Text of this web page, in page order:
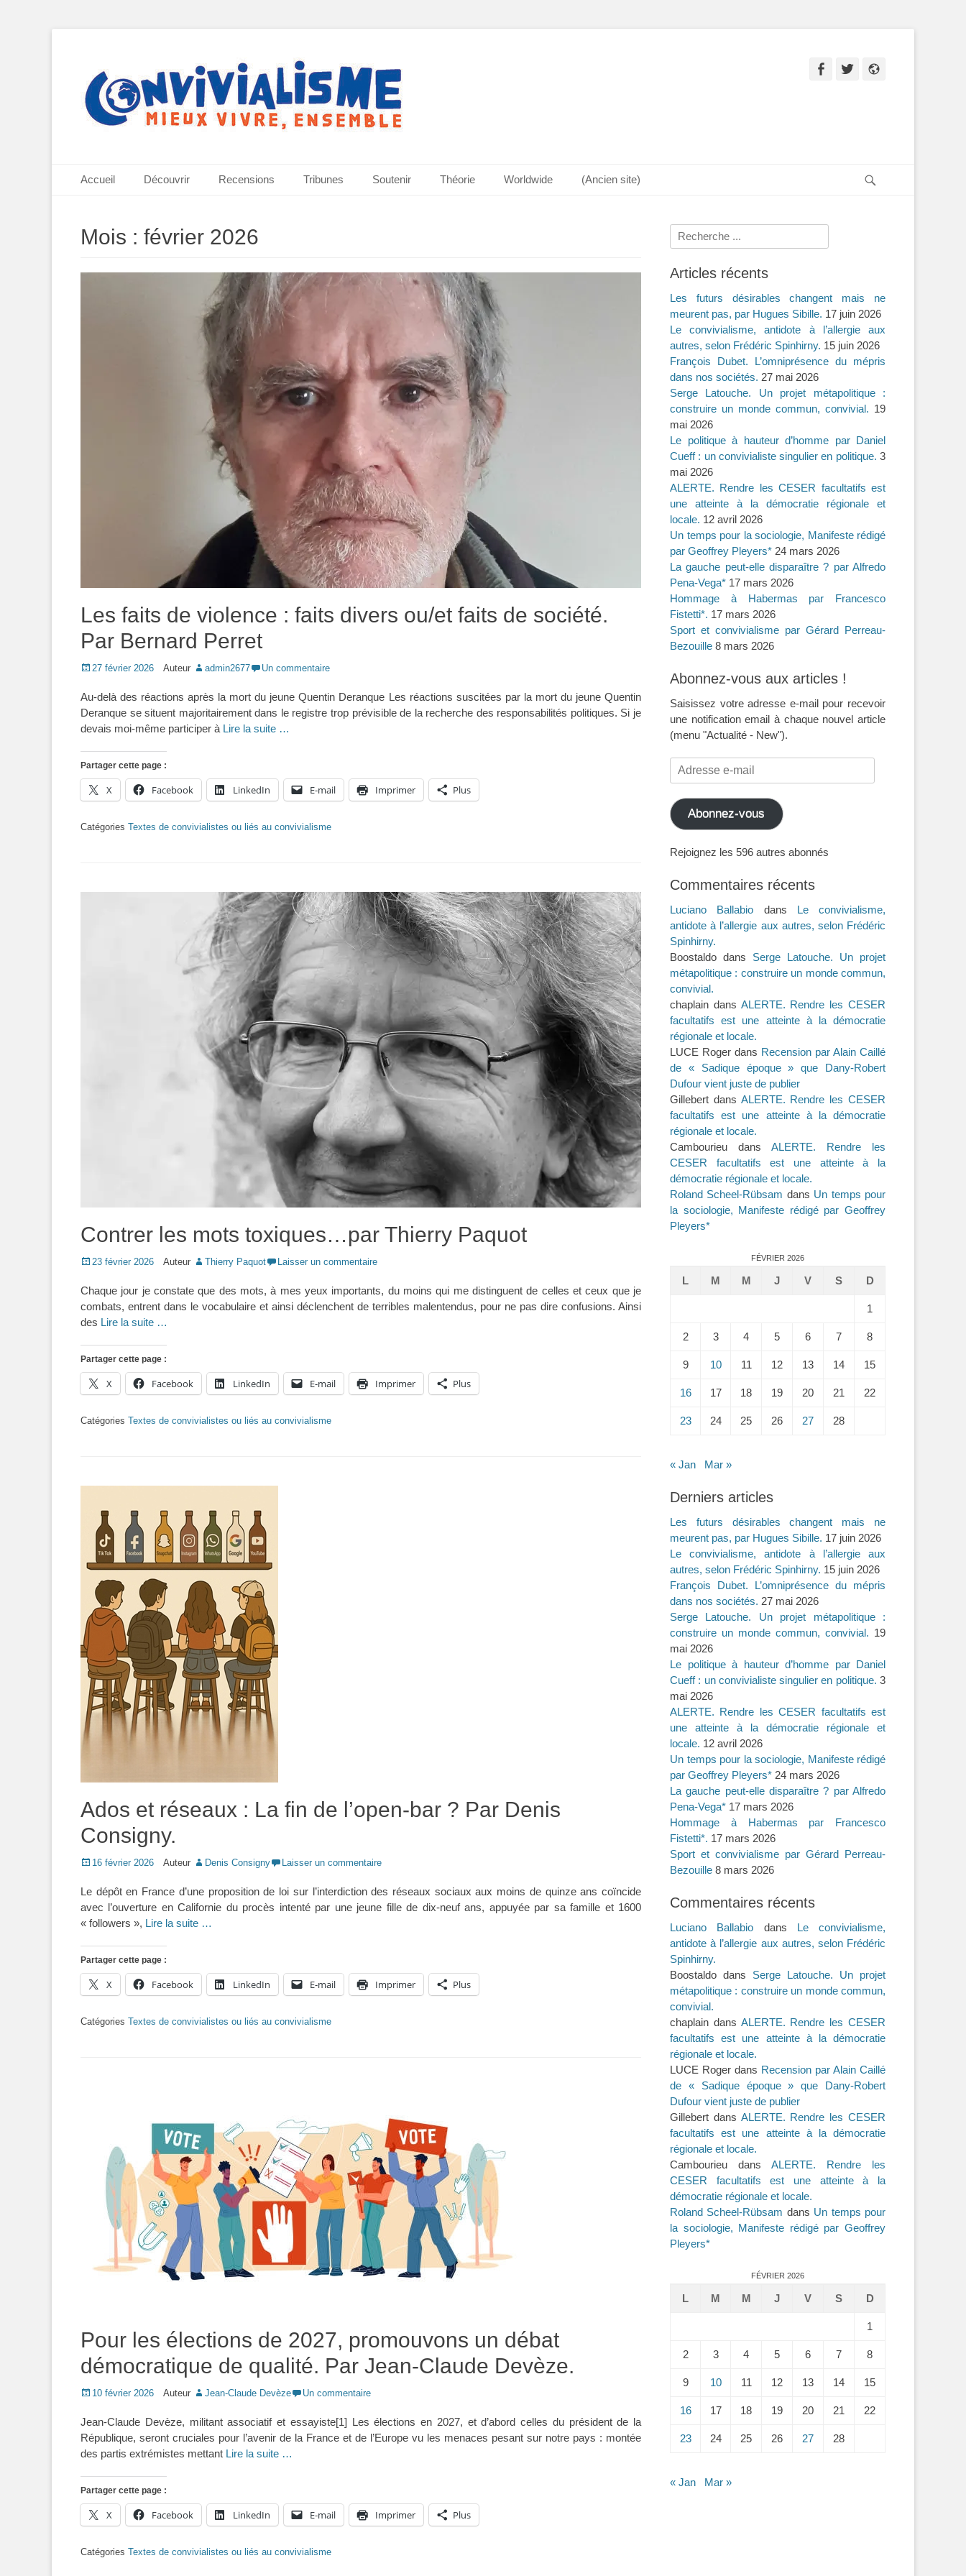
Convivialisme Facebook
Twitter
Menu principal
Accueil Découvrir Recensions Tribunes Soutenir Théorie Worldwide (Ancien site)
Mois : février 2026
Les faits de violence : faits divers ou/et faits de société.
Par Bernard Perret
Posted
27 février 2026 Auteur admin2677 Un commentaire
Au-delà des réactions après la mort du jeune Quentin Deranque Les réactions suscitées par la mort du jeune Quentin
Deranque se situent majoritairement dans le registre trop prévisible de la recherche des responsabilités politiques. Si je
devais moi-même participer à Lire la suite …
Partager cette page :
X Facebook LinkedIn E-mail Imprimer Plus
Catégories Textes de convivialistes ou liés au convivialisme
Contrer les mots toxiques…par Thierry Paquot
Posted
23 février 2026 Auteur Thierry Paquot Laisser un commentaire
Chaque jour je constate que des mots, à mes yeux importants, du moins qui me distinguent de celles et ceux que je
combats, entrent dans le vocabulaire et ainsi déclenchent de terribles malentendus, pour ne pas dire confusions. Ainsi
des Lire la suite …
Partager cette page :
X Facebook LinkedIn E-mail Imprimer Plus
Catégories Textes de convivialistes ou liés au convivialisme
Ados et réseaux : La fin de l’open-bar ? Par Denis
Consigny.
Posted
16 février 2026 Auteur Denis Consigny Laisser un commentaire
Le dépôt en France d’une proposition de loi sur l’interdiction des réseaux sociaux aux moins de quinze ans coïncide
avec l’ouverture en Californie du procès intenté par une jeune fille de dix-neuf ans, appuyée par sa famille et 1600
« followers », Lire la suite …
Partager cette page :
X Facebook LinkedIn E-mail Imprimer Plus
Catégories Textes de convivialistes ou liés au convivialisme
Pour les élections de 2027, promouvons un débat
démocratique de qualité. Par Jean-Claude Devèze.
Posted
10 février 2026 Auteur Jean-Claude Devèze Un commentaire
Jean-Claude Devèze, militant associatif et essayiste[1] Les élections en 2027, et d’abord celles du président de la
République, seront cruciales pour l’avenir de la France et de l’Europe vu les menaces pesant sur notre pays : montée
des partis extrémistes mettant Lire la suite …
Partager cette page :
X Facebook LinkedIn E-mail Imprimer Plus
Catégories Textes de convivialistes ou liés au convivialisme
Rechercher :
Articles récents
Les futurs désirables changent mais ne
meurent pas, par Hugues Sibille. 17 juin 2026
Le convivialisme, antidote à l’allergie aux
autres, selon Frédéric Spinhirny. 15 juin 2026
François Dubet. L’omniprésence du mépris
dans nos sociétés. 27 mai 2026
Serge Latouche. Un projet métapolitique :
construire un monde commun, convivial. 19
mai 2026
Le politique à hauteur d’homme par Daniel
Cueff : un convivialiste singulier en politique. 3
mai 2026
ALERTE. Rendre les CESER facultatifs est
une atteinte à la démocratie régionale et
locale. 12 avril 2026
Un temps pour la sociologie, Manifeste rédigé
par Geoffrey Pleyers* 24 mars 2026
La gauche peut-elle disparaître ? par Alfredo
Pena-Vega* 17 mars 2026
Hommage à Habermas par Francesco
Fistetti*. 17 mars 2026
Sport et convivialisme par Gérard Perreau-
Bezouille 8 mars 2026
Abonnez-vous aux articles !
Saisissez votre adresse e-mail pour recevoir
une notification email à chaque nouvel article
(menu "Actualité - New").
Adresse
e-
mail
Abonnez-vous
Rejoignez les 596 autres abonnés
Commentaires récents
Luciano Ballabio dans Le convivialisme,
antidote à l’allergie aux autres, selon Frédéric
Spinhirny.
Boostaldo dans Serge Latouche. Un projet
métapolitique : construire un monde commun,
convivial.
chaplain dans ALERTE. Rendre les CESER
facultatifs est une atteinte à la démocratie
régionale et locale.
LUCE Roger dans Recension par Alain Caillé
de « Sadique époque » que Dany-Robert
Dufour vient juste de publier
Gillebert dans ALERTE. Rendre les CESER
facultatifs est une atteinte à la démocratie
régionale et locale.
Cambourieu dans ALERTE. Rendre les
CESER facultatifs est une atteinte à la
démocratie régionale et locale.
Roland Scheel-Rübsam dans Un temps pour
la sociologie, Manifeste rédigé par Geoffrey
Pleyers*
FÉVRIER 2026
L M M J V S D
1
2 3 4 5 6 7 8
9 10 11 12 13 14 15
16 17 18 19 20 21 22
23 24 25 26 27 28
« Jan Mar »
Derniers articles
Les futurs désirables changent mais ne
meurent pas, par Hugues Sibille. 17 juin 2026
Le convivialisme, antidote à l’allergie aux
autres, selon Frédéric Spinhirny. 15 juin 2026
François Dubet. L’omniprésence du mépris
dans nos sociétés. 27 mai 2026
Serge Latouche. Un projet métapolitique :
construire un monde commun, convivial. 19
mai 2026
Le politique à hauteur d’homme par Daniel
Cueff : un convivialiste singulier en politique. 3
mai 2026
ALERTE. Rendre les CESER facultatifs est
une atteinte à la démocratie régionale et
locale. 12 avril 2026
Un temps pour la sociologie, Manifeste rédigé
par Geoffrey Pleyers* 24 mars 2026
La gauche peut-elle disparaître ? par Alfredo
Pena-Vega* 17 mars 2026
Hommage à Habermas par Francesco
Fistetti*. 17 mars 2026
Sport et convivialisme par Gérard Perreau-
Bezouille 8 mars 2026
Commentaires récents
Luciano Ballabio dans Le convivialisme,
antidote à l’allergie aux autres, selon Frédéric
Spinhirny.
Boostaldo dans Serge Latouche. Un projet
métapolitique : construire un monde commun,
convivial.
chaplain dans ALERTE. Rendre les CESER
facultatifs est une atteinte à la démocratie
régionale et locale.
LUCE Roger dans Recension par Alain Caillé
de « Sadique époque » que Dany-Robert
Dufour vient juste de publier
Gillebert dans ALERTE. Rendre les CESER
facultatifs est une atteinte à la démocratie
régionale et locale.
Cambourieu dans ALERTE. Rendre les
CESER facultatifs est une atteinte à la
démocratie régionale et locale.
Roland Scheel-Rübsam dans Un temps pour
la sociologie, Manifeste rédigé par Geoffrey
Pleyers*
FÉVRIER 2026
L M M J V S D
1
2 3 4 5 6 7 8
9 10 11 12 13 14 15
16 17 18 19 20 21 22
23 24 25 26 27 28
« Jan Mar »